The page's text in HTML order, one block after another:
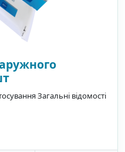
Загальні відомості